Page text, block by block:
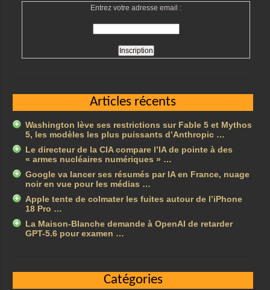
Entrez votre adresse email :
Articles récents
Washington lève ses restrictions sur Fable 5 et Mythos
5, les modèles les plus puissants d’Anthropic …
Le directeur de la CIA compare l’IA de pointe à des
« armes nucléaires numériques » …
Google va lancer ses résumés par IA en France, nuage
noir en vue pour les médias …
Apple tente de colmater les fuites autour de l’iPhone
18 Pro …
La Maison-Blanche demande à OpenAI de retarder
GPT-5.6 pour examen …
Catégories